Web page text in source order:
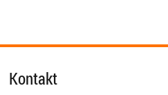
Kontakt